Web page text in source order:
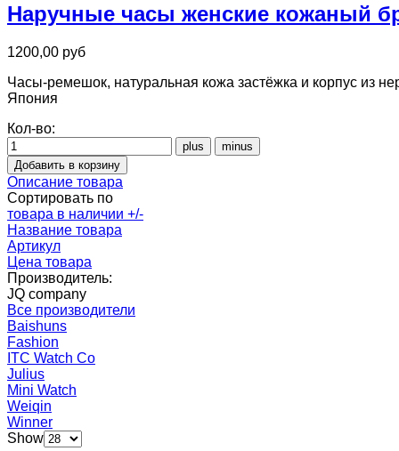
Наручные часы женские кожаный
1200,00 руб
Часы-ремешок, натуральная кожа застёжка и корпус из
Япония
Кол-во:
Описание товара
Сортировать по
товара в наличии +/-
Название товара
Артикул
Цена товара
Производитель:
JQ company
Все производители
Baishuns
Fashion
ITC Watch Co
Julius
Mini Watch
Weiqin
Winner
Show